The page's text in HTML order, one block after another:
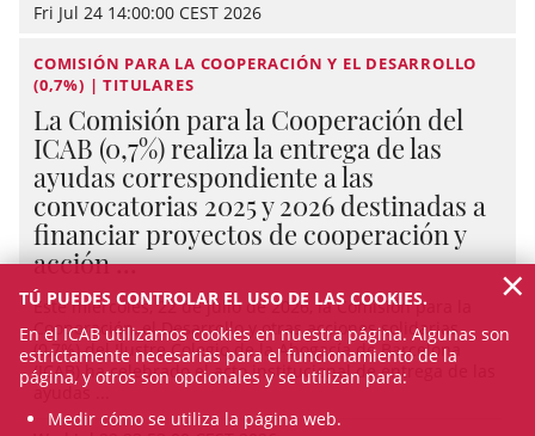
Fri Jul 24 14:00:00 CEST 2026
COMISIÓN PARA LA COOPERACIÓN Y EL DESARROLLO
(0,7%) | TITULARES
La Comisión para la Cooperación del
ICAB (0,7%) realiza la entrega de las
ayudas correspondiente a las
convocatorias 2025 y 2026 destinadas a
financiar proyectos de cooperación y
acción ...
Este miércoles, 22 de julio de 2026, la Comisión para la
Cooperación, el Desarrollo y otras acciones solidarias
(0,7%) del Ilustre Colegio de la Abogacía de Barcelona
(ICAB) ha celebrado el acto institucional de entrega de las
ayudas ...
TÚ PUEDES CONTROLAR EL USO DE LAS COOKIES.
En el ICAB utilizamos cookies en nuestra página. Algunas son
estrictamente necesarias para el funcionamiento de la
página, y otros son opcionales y se utilizan para:
Medir cómo se utiliza la página web.
×